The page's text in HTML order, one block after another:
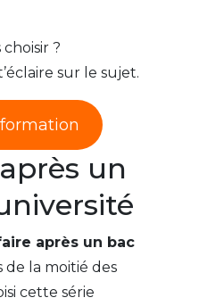
?
sur le sujet.
un
après un bac
de la moitié des
cette série